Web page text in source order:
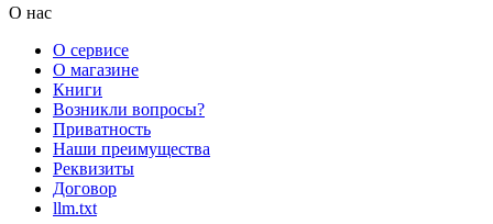
О нас
О сервисе
О магазине
Книги
Возникли вопросы?
Приватность
Наши преимущества
Реквизиты
Договор
llm.txt